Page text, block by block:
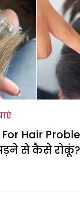
Hair
से कैसे रोकूं?